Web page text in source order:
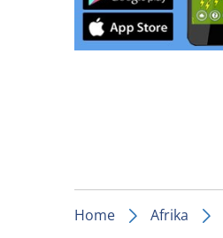
Home Afrika